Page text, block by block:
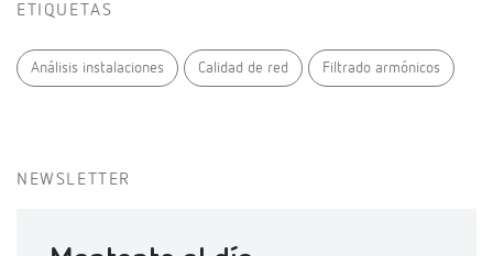
ETIQUETAS
Análisis instalaciones Calidad de red Filtrado armónicos
NEWSLETTER